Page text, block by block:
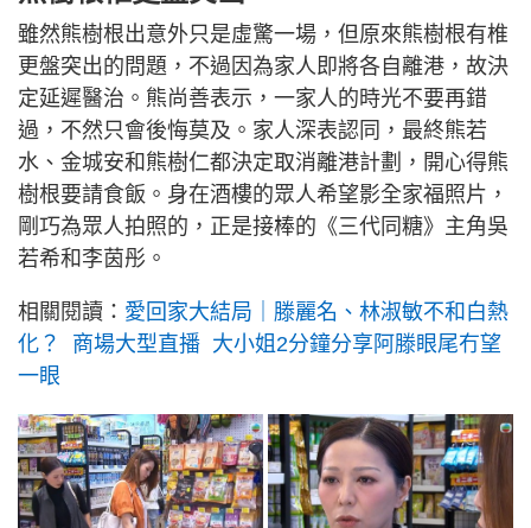
雖然熊樹根出意外只是虛驚一場，但原來熊樹根有椎
更盤突出的問題，不過因為家人即將各自離港，故決
定延遲醫治。熊尚善表示，一家人的時光不要再錯
過，不然只會後悔莫及。家人深表認同，最終熊若
水、金城安和熊樹仁都決定取消離港計劃，開心得熊
樹根要請食飯。身在酒樓的眾人希望影全家福照片，
剛巧為眾人拍照的，正是接棒的《三代同糖》主角吳
若希和李茵彤。
相關閱讀： 愛回家大結局｜滕麗名、林淑敏不和白熱
化？ 商場大型直播 大小姐2分鐘分享阿滕眼尾冇望
一眼